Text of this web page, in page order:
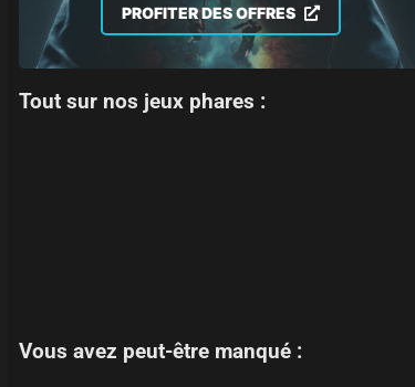
PROFITER DES OFFRES
Tout sur nos jeux phares :
Vous avez peut-être manqué :